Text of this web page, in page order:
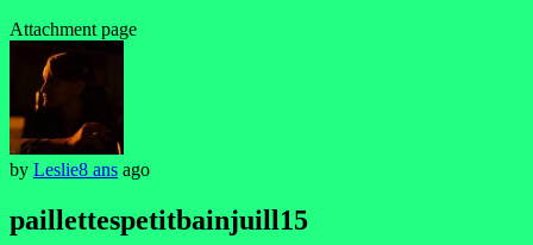
Attachment page
by Leslie8 ans ago
paillettespetitbainjuill15